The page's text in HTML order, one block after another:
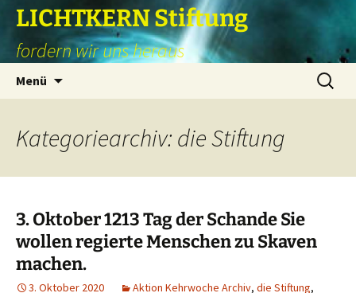
Zum
Inhalt
springen
LICHTKERN Stiftung
fordern wir uns heraus
Menü
Suchen
nach:
Kategoriearchiv: die Stiftung
3. Oktober 1213 Tag der Schande Sie
wollen regierte Menschen zu Skaven
machen.
3. Oktober 2020 Aktion Kehrwoche Archiv, die Stiftung,